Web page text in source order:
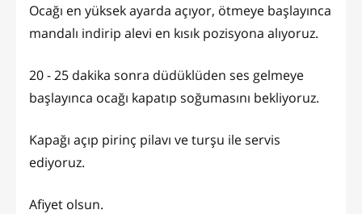
Ocağı en yüksek ayarda açıyor, ötmeye başlayınca
mandalı indirip alevi en kısık pozisyona alıyoruz.
20 - 25 dakika sonra düdüklüden ses gelmeye
başlayınca ocağı kapatıp soğumasını bekliyoruz.
Kapağı açıp pirinç pilavı ve turşu ile servis
ediyoruz.
Afiyet olsun.